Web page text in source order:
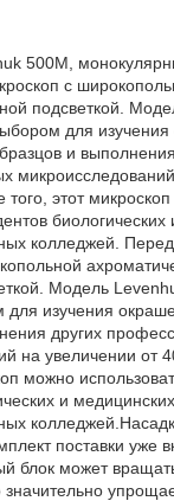
500M,
с
подсветкой.
для
и
того, этот
колледжей.
Модель
изучения
других
на увеличении от
можно
и
поставки уже
блок может
значительно